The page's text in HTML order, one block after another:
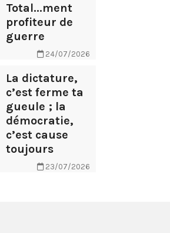
Total...ment
profiteur de
guerre
24/07/2026
La dictature,
c’est ferme ta
gueule ; la
démocratie,
c’est cause
toujours
23/07/2026